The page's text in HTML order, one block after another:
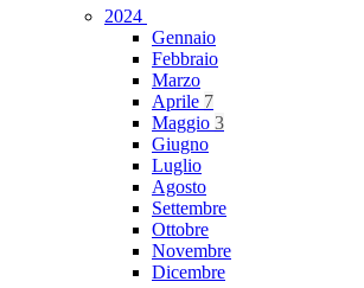
2024
Gennaio
Febbraio
Marzo
Aprile 7
Maggio 3
Giugno
Luglio
Agosto
Settembre
Ottobre
Novembre
Dicembre